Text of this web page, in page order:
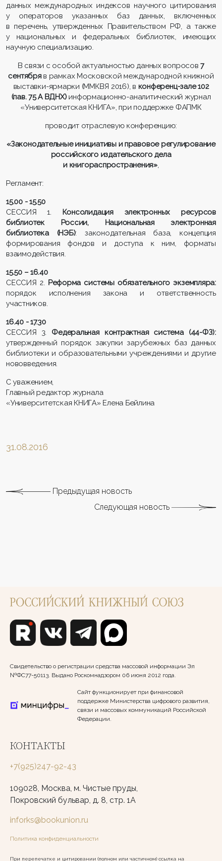
данных международных индексов научного цитирования
у операторов указанных баз данных, включенных
в перечень, утвержденных Правительством РФ, а также
у национальных и федеральных библиотек, имеющих
научную специализацию.
В связи с особой актуальностью данных вопросов7
сентябряв рамках Московской международной книжной
выставки-ярмарки (ММКВЯ 2016), в конференц-зале 102
(пав. 75 А ВДНХ)информационно-аналитический журнал
«Университетская КНИГА», при поддержке ФАПМК
проводит отраслевую конференцию:
«Законодательные инициативы и правовое регулирование
российского издательского дела
и книгораспространения»,
Регламент:
15.00 - 15.50
СЕССИЯ 1. Консолидация электронных ресурсов
библиотек России, Национальная электронная
библиотека (НЭБ): законодательная база, концепция
формирования фондов и доступа к ним, форматы
взаимодействия.
15.50 – 16.40
СЕССИЯ 2. Реформа системы обязательного экземпляра:
порядок исполнения закона и ответственность
участников.
16.40 - 17.30
СЕССИЯ 3. Федеральная контрактная система (44-ФЗ):
утвержденный порядок закупки зарубежных баз данных
библиотеки и образовательными учреждениями и другие
нововведения.
С уважением,
Главный редактор журнала
«Университетская КНИГА» Елена Бейлина
31.08.2016
Предыдущая новость
Следующая новость
Свидетельство о регистрации средства массовой информации Эл
№ФС77-50113. Выдано Роскомнадзором 06 июня 2012 года.
Сайт функционирует при финансовой
поддержке Министерства цифрового развития,
связи и массовых коммуникаций Российской
Федерации.
КОНТАКТЫ
+7(925)247-92-43
109028, Москва, м. Чистые пруды,
Покровский бульвар, д. 8, стр. 1А
inforks@bookunion.ru
Политика конфиденциальности
При перепечатке и цитировании (полном или частичном) ссылка на